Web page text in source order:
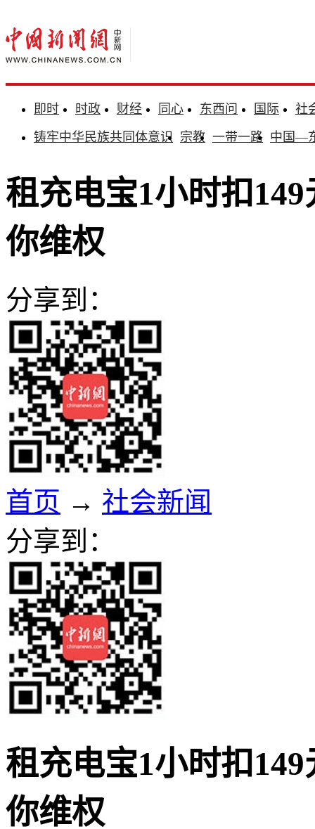
即时 时政 财经 同心 东西问 国际
社
铸牢中华民族共同体意识 宗教 一带一路 中国—
租充电宝1小时扣
你维权
分享到：
首页 → 社会新闻
分享到：
租充电宝1小时扣
你维权